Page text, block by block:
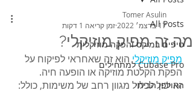
All Posts
טיפים במיקס והפקה מוזיקלית
Cubase Pro למתחילים
האולפן הביתי
מה זה מפיק מוזיקלי?
Tomer Asulin
17 בדצמ׳ 2022
זמן קריאה 1 דקות
מפיק מוזיקלי הוא זה שאחראי לפיקוח על
הפקת הקלטת מוזיקה או הופעה חיה.
זה יכול לכלול מגוון רחב של משימות, כולל: